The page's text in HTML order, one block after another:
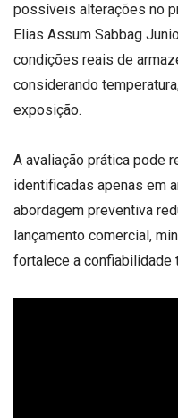
possíveis alterações no
Elias Assum Sabbag
condições reais de
considerando
exposição.
A avaliação prática pode
identificadas apenas em
abordagem preventiva
lançamento comercial,
fortalece a confiabilidade